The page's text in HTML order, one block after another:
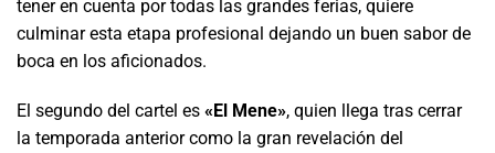
tener en cuenta por todas las grandes ferias, quiere
culminar esta etapa profesional dejando un buen sabor de
boca en los aficionados.
El segundo del cartel es «El Mene», quien llega tras cerrar
la temporada anterior como la gran revelación del